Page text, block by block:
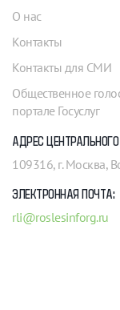
О нас
Контакты
Контакты для СМИ
Общественное
портале Госуслуг
АДРЕС
109316, г. Москва,
ЭЛЕКТРОННАЯ ПОЧТА:
rli@roslesinforg.ru